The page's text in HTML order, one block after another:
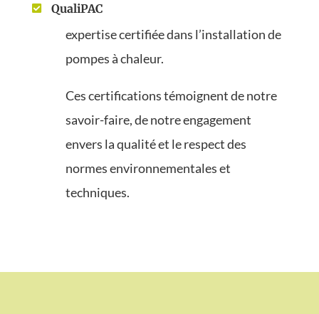
 QualiPAC
expertise certifiée dans l’installation de
pompes à chaleur.
Ces certifications témoignent de notre
savoir-faire, de notre engagement
envers la qualité et le respect des
normes environnementales et
techniques.